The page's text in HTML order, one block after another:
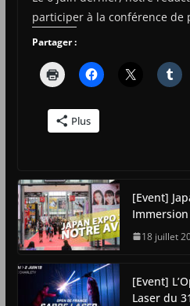
participer à la conférence de
Partager :
Plus
[Event]
18 juillet
[Event]
Laser du